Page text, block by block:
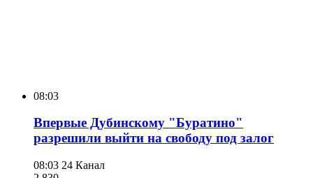
08:03
Впервые Дубинскому "Буратино"
разрешили выйти на свободу под залог
08:03 24 Канал